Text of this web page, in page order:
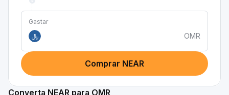
Gastar
﷼
OMR
Comprar NEAR
Converta NEAR para OMR